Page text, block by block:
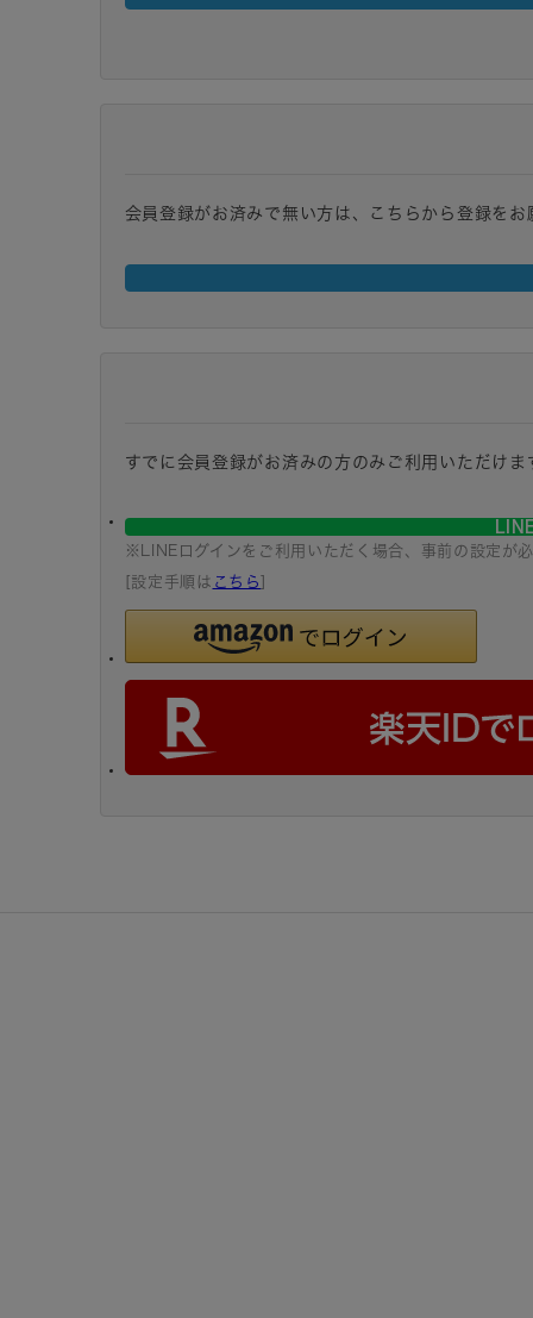
会員登録がお済みで無い方は、こちらから登録をお
すでに会員登録がお済みの方のみご利用いただけま
※LINEログインをご利用いただく場合、事前の設定が
[設定手順は こちら]